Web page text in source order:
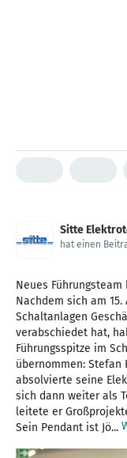
Sitte
hat einen
Neues
Nachdem sich am
Schaltanlagen
verabschiedet hat,
Führungsspitze im
übernommen: Stefan
absolvierte seine
sich dann weiter als
leitete er
Sein Pendant ist Jö...